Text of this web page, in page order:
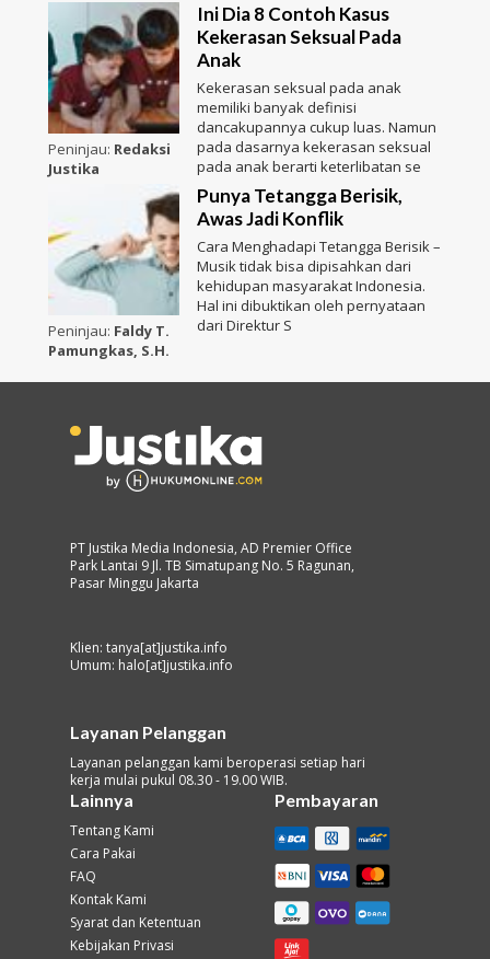
Peninjau: Redaksi
Justika
Ini Dia 8 Contoh Kasus
Kekerasan Seksual Pada
Anak
Kekerasan seksual pada anak
memiliki banyak definisi
dancakupannya cukup luas. Namun
pada dasarnya kekerasan seksual
pada anak berarti keterlibatan se
Peninjau: Faldy T.
Pamungkas, S.H.
Punya Tetangga Berisik,
Awas Jadi Konflik
Cara Menghadapi Tetangga Berisik –
Musik tidak bisa dipisahkan dari
kehidupan masyarakat Indonesia.
Hal ini dibuktikan oleh pernyataan
dari Direktur S
PT Justika Media Indonesia, AD Premier Office
Park Lantai 9 Jl. TB Simatupang No. 5 Ragunan,
Pasar Minggu Jakarta
Klien: tanya[at]justika.info
Umum: halo[at]justika.info
Layanan Pelanggan
Layanan pelanggan kami beroperasi setiap hari
kerja mulai pukul 08.30 - 19.00 WIB.
Lainnya
Tentang Kami
Cara Pakai
FAQ
Kontak Kami
Syarat dan Ketentuan
Kebijakan Privasi
Pembayaran